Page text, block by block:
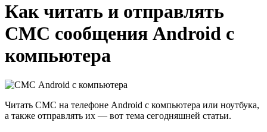
Как читать и отправлять
СМС сообщения Android с
компьютера
Читать СМС на телефоне Android с компьютера или ноутбука,
а также отправлять их — вот тема сегодняшней статьи.